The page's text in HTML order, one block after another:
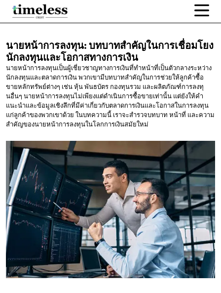
นายหน้าการลงทุน:บทบาทสำคัญในการเชื่อมโยง
นักลงทุนและโอกาสทางการเงิน
นายหน้าการลงทุนเป็นผู้เชี่ยวชาญทางการเงินที่ทำหน้าที่เป็นตัวกลางระหว่าง
นักลงทุนและตลาดการเงิน พวกเขามีบทบาทสำคัญในการช่วยให้ลูกค้าซื้อ
ขายหลักทรัพย์ต่างๆ เช่น หุ้น พันธบัตร กองทุนรวม และผลิตภัณฑ์การลงทุ
นอื่นๆ นายหน้าการลงทุนไม่เพียงแต่ดำเนินการซื้อขายเท่านั้น แต่ยังให้คำ
แนะนำและข้อมูลเชิงลึกที่มีค่าเกี่ยวกับตลาดการเงินและโอกาสในการลงทุน
แก่ลูกค้าของพวกเขาด้วย ในบทความนี้ เราจะสำรวจบทบาท หน้าที่ และความ
สำคัญของนายหน้าการลงทุนในโลกการเงินสมัยใหม่